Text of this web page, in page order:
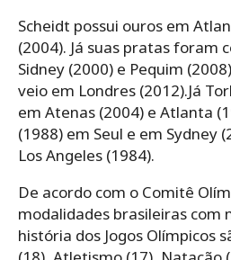
Scheidt possui ouros em
(2004). Já suas pratas foram
Sidney (2000) e Pequim
veio em Londres (2012).Já
em Atenas (2004) e Atlanta
(1988) em Seul e em Sydney
Los Angeles (1984).
De acordo com o Comitê
modalidades brasileiras com
história dos Jogos Olímpicos